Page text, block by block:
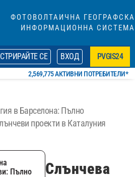
ФОТОВОЛТАИЧНА ГЕОГРАФСКА
ИНФОРМАЦИОННА СИСТЕМА
СЕ ВХОД PVGIS24
2,569,775 АКТИВНИ ПОТРЕБИТЕЛИ*
в Барселона: Пълно
проекти в Каталуния
Пълно
Слънчева